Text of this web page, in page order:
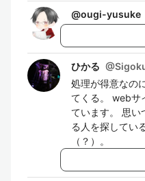
@ougi-yusuke
ひかる @
処理が得意なの
てくる。 webサ
ています。 思い
る人を探してい
（？）。